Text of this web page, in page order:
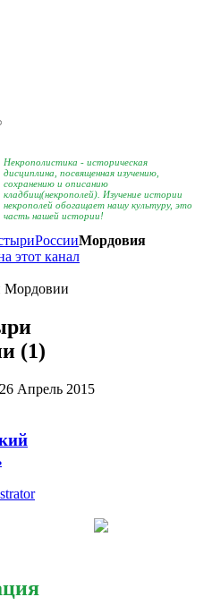
Некрополистика - историческая
дисциплина, посвященная изучению,
сохранению и описанию
кладбищ(некрополей). Изучение истории
некрополей обогащает нашу культуру, это
часть нашей истории!
РоссииМордовия
этот канал
(1)
Апрель 2015